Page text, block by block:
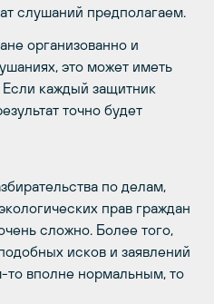
слушаний предполагаем.
организованно и
это может иметь
Если каждый защитник
точно будет
по делам,
прав граждан
сложно. Более того,
исков и заявлений
то вполне нормальным, то